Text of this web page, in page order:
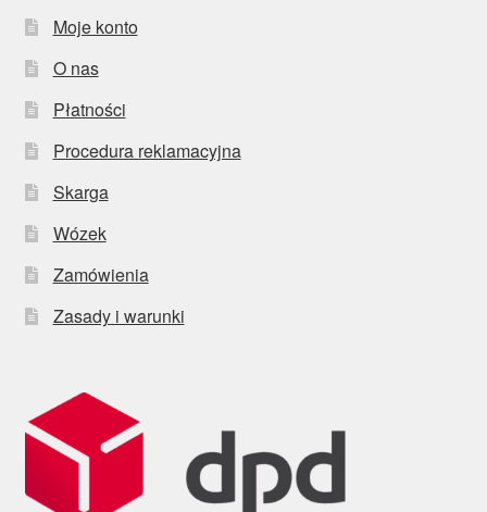
Moje konto
O nas
Płatności
Procedura reklamacyjna
Skarga
Wózek
Zamówienia
Zasady i warunki